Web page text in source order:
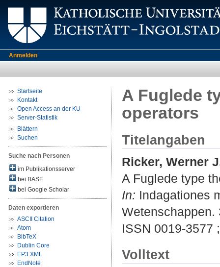
Anmelden
Startseite
Kontakt
Open Access an der KU
Server-Statistik
Blättern
Suchen
Suche nach Personen
im Publikationsserver
bei BASE
bei Google Scholar
Daten exportieren
ASCII Citation
Atom
BibTeX
Dublin Core
EP3 XML
EndNote
A Fuglede
operators
Titelangaben
Ricker, Werner
A Fuglede type
In: Indagationes
Wetenschappen.
ISSN 0019-3577
Volltext